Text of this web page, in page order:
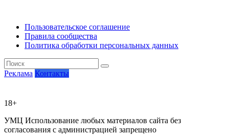
Пользовательское соглашение
Правила сообщества
Политика обработки персональных данных
Реклама Контакты
18+
УМЦ Использование любых материалов сайта без
согласования с администрацией запрещено